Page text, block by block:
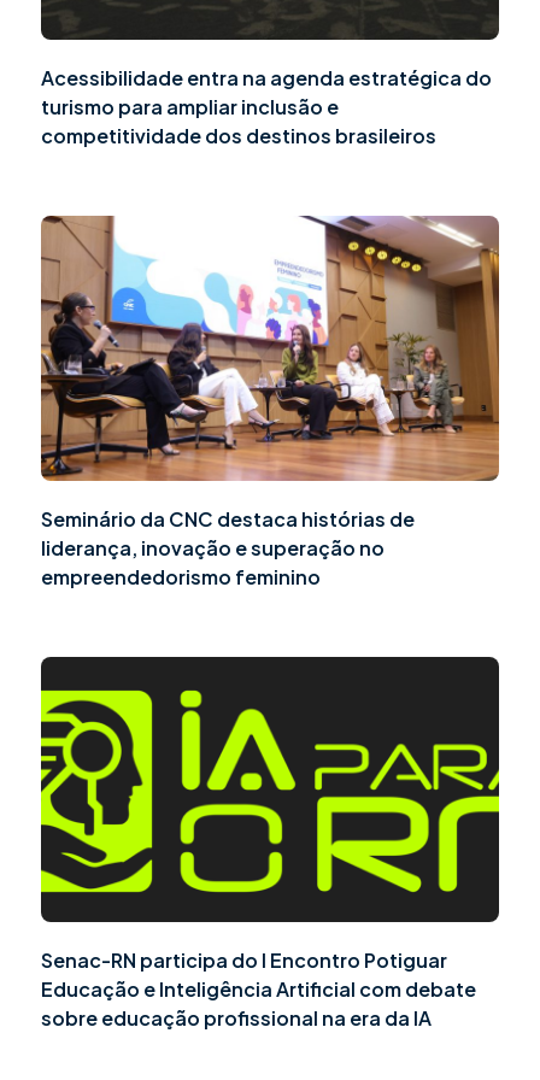
Acessibilidade entra na agenda estratégica do
turismo para ampliar inclusão e
competitividade dos destinos brasileiros
Seminário da CNC destaca histórias de
liderança, inovação e superação no
empreendedorismo feminino
Senac-RN participa do I Encontro Potiguar
Educação e Inteligência Artificial com debate
sobre educação profissional na era da IA